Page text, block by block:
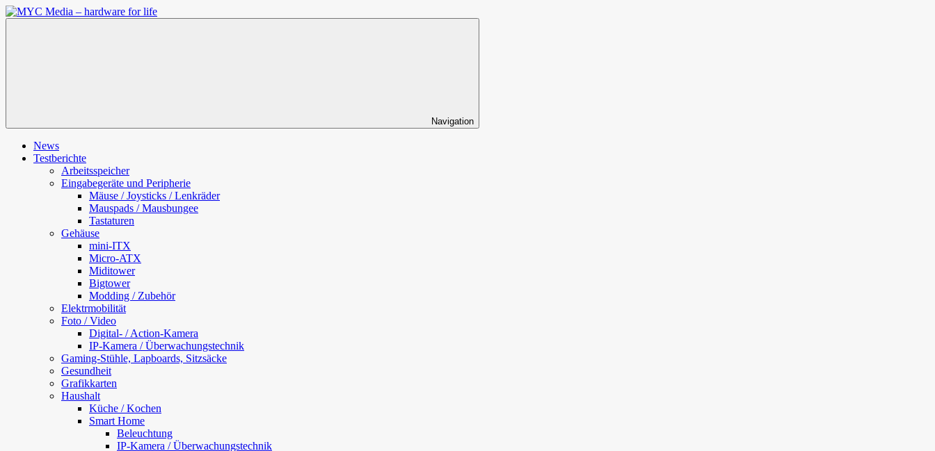
Zum
Inhalt
Navigation
News
Testberichte
Arbeitsspeicher
Eingabegeräte und Peripherie
Mäuse / Joysticks / Lenkräder
Mauspads / Mausbungee
Tastaturen
Gehäuse
mini-ITX
Micro-ATX
Miditower
Bigtower
Modding / Zubehör
Elektrmobilität
Foto / Video
Digital- / Action-Kamera
IP-Kamera / Überwachungstechnik
Gaming-Stühle, Lapboards, Sitzsäcke
Gesundheit
Grafikkarten
Haushalt
Küche / Kochen
Smart Home
Beleuchtung
IP-Kamera / Überwachungstechnik